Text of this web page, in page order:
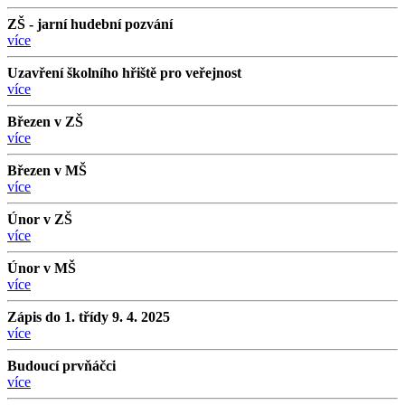
ZŠ - jarní hudební pozvání
více
Uzavření školního hřiště pro veřejnost
více
Březen v ZŠ
více
Březen v MŠ
více
Únor v ZŠ
více
Únor v MŠ
více
Zápis do 1. třídy 9. 4. 2025
více
Budoucí prvňáčci
více